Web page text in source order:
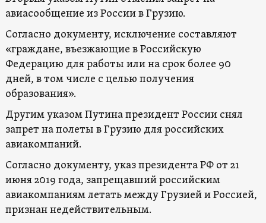
авиасообщение из России в Грузию.
Согласно документу, исключение составляют
«граждане, въезжающие в Российскую
Федерацию для работы или на срок более 90
дней, в том числе с целью получения
образования».
Другим указом Путина президент России снял
запрет на полеты в Грузию для российских
авиакомпаний.
Согласно документу, указ президента РФ от 21
июня 2019 года, запрещавший российским
авиакомпаниям летать между Грузией и Россией,
признан недействительным.